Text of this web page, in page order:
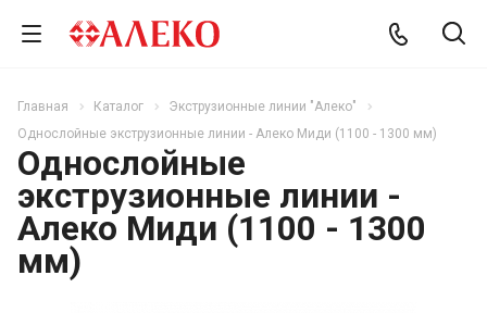
Главная Каталог
Экструзионные линии "Алеко"
Однослойные экструзионные линии - Алеко Миди (1100 - 1300 мм)
Однослойные
экструзионные линии -
Алеко Миди (1100 - 1300
мм)